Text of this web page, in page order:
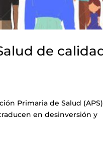
de
Primaria de Salud (APS)
en desinversión y